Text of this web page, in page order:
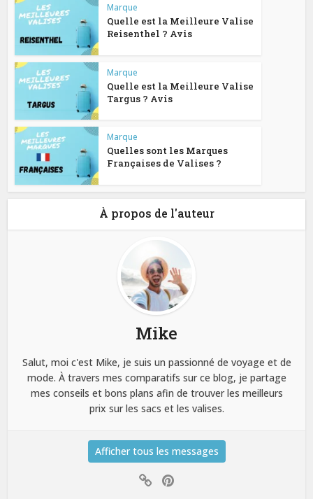
Marque
Quelle est la Meilleure Valise
Reisenthel ? Avis
Marque
Quelle est la Meilleure Valise
Targus ? Avis
Marque
Quelles sont les Marques
Françaises de Valises ?
À propos de l'auteur
Mike
Salut, moi c'est Mike, je suis un passionné de voyage et de
mode. À travers mes comparatifs sur ce blog, je partage
mes conseils et bons plans afin de trouver les meilleurs
prix sur les sacs et les valises.
Afficher tous les messages